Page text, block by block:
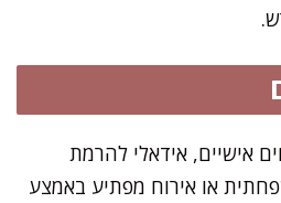
ל-6 קינוחים אישיים, אידאלי להרמת
או אירוח מפתיע באמצע